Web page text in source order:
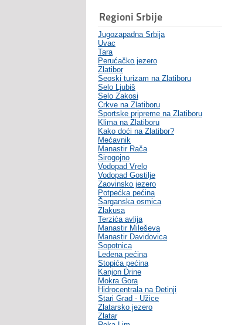
Regioni Srbije
Jugozapadna Srbija
Uvac
Tara
Perućačko jezero
Zlatibor
Seoski turizam na Zlatiboru
Selo Ljubiš
Selo Zakosi
Crkve na Zlatiboru
Sportske pripreme na Zlatiboru
Klima na Zlatiboru
Kako doći na Zlatibor?
Mećavnik
Manastir Rača
Sirogojno
Vodopad Vrelo
Vodopad Gostilje
Zaovinsko jezero
Potpećka pećina
Šarganska osmica
Zlakusa
Terzića avlija
Manastir Mileševa
Manastir Davidovica
Sopotnica
Ledena pećina
Stopića pećina
Kanjon Drine
Mokra Gora
Hidrocentrala na Đetinji
Stari Grad - Užice
Zlatarsko jezero
Zlatar